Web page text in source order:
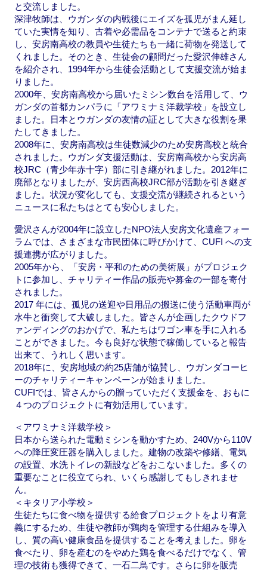
と交流しました。
深津牧師は、ウガンダの内戦後にエイズを孤児がまん延し
ていた実情を知り、古着や必需品をコンテナで送ると約束
し、安房南高校の教員や生徒たちも一緒に荷物を発送して
くれました。そのとき、生徒会の顧問だった愛沢伸雄さん
を紹介され、1994年から生徒会活動として支援交流が始ま
りました。
2000年、安房南高校から届いたミシン数台を活用して、ウ
ガンダの首都カンパラに「アワミナミ洋裁学校」を設立し
ました。日本とウガンダの友情の証として大きな役割を果
たしてきました。
2008年に、安房南高校は生徒数減少のため安房高校と統合
されました。ウガンダ支援活動は、安房南高校から安房高
校JRC（青少年赤十字）部に引き継がれました。2012年に
廃部となりましたが、安房西高校JRC部が活動を引き継ぎ
ました。状況が変化しても、支援交流が継続されるという
ニュースに私たちはとても安心しました。
愛沢さんが2004年に設立したNPO法人安房文化遺産フォー
ラムでは、さまざまな市民団体に呼びかけて、CUFI への支
援連携が広がりました。
2005年から、「安房・平和のための美術展」がプロジェク
トに参加し、チャリティー作品の販売や募金の一部を寄付
されました。
2017 年には、孤児の送迎や日用品の搬送に使う活動車両が
水牛と衝突して大破しました。皆さんが企画したクウドフ
ァンディングのおかげで、私たちはワゴン車を手に入れる
ことができました。今も良好な状態で稼働していると報告
出来て、うれしく思います。
2018年に、安房地域の約25店舗が協賛し、ウガンダコーヒ
ーのチャリティーキャンペーンが始まりました。
CUFIでは、皆さんからの贈っていただく支援金を、おもに
４つのプロジェクトに有効活用しています。
＜アワミナミ洋裁学校＞
日本から送られた電動ミシンを動かすため、240Vから110V
への降圧変圧器を購入しました。建物の改築や修繕、電気
の設置、水洗トイレの新設などをおこないました。多くの
重要なことに役立てられ、いくら感謝してもしきれませ
ん。
＜キタリア小学校＞
生徒たちに食べ物を提供する給食プロジェクトをより有意
義にするため、生徒や教師が鶏肉を管理する仕組みを導入
し、質の高い健康食品を提供することを考えました。卵を
食べたり、卵を産むのをやめた鶏を食べるだけでなく、管
理の技術も獲得できて、一石二鳥です。さらに卵を販売